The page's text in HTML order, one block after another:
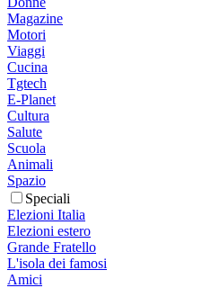
Magazine
Motori
Viaggi
Cucina
Tgtech
E-Planet
Cultura
Salute
Scuola
Animali
Spazio
Speciali
Elezioni Italia
Elezioni estero
Grande Fratello
L'isola dei famosi
Amici